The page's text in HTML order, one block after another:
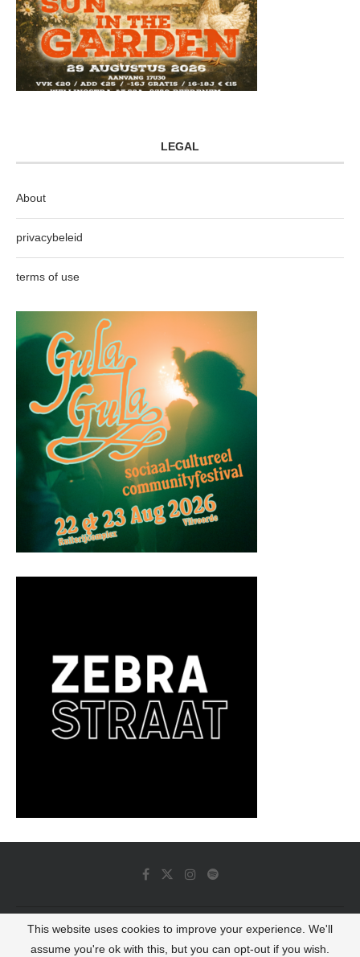
LEGAL
About
privacybeleid
terms of use
© 2022 - Luminous Dash All Rights Reserved
This website uses cookies to improve your experience. We'll
assume you're ok with this, but you can opt-out if you wish.